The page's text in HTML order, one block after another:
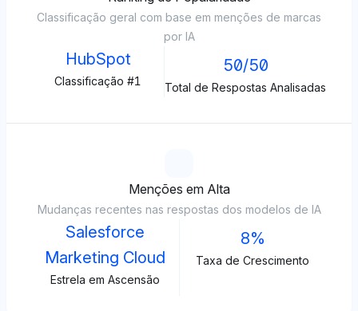
Classificação geral com base em menções de marcas
por IA
HubSpot
Classificação #1
50/50
Total de Respostas Analisadas
Menções em Alta
Mudanças recentes nas respostas dos modelos de IA
Salesforce
Marketing Cloud
Estrela em Ascensão
8%
Taxa de Crescimento